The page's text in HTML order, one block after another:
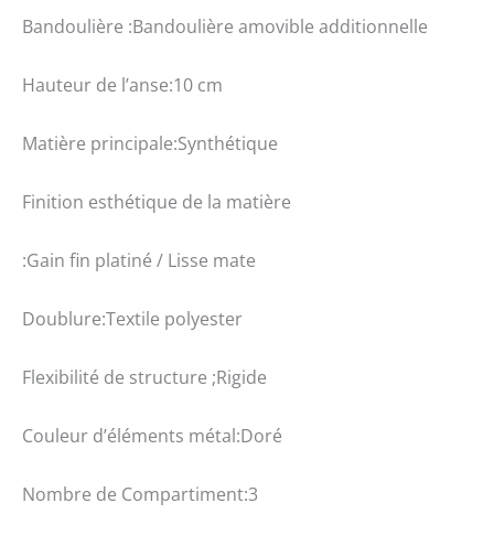
Bandoulière :Bandoulière amovible additionnelle
Hauteur de l’anse:10 cm
Matière principale:Synthétique
Finition esthétique de la matière
:Gain fin platiné / Lisse mate
Doublure:Textile polyester
Flexibilité de structure ;Rigide
Couleur d’éléments métal:Doré
Nombre de Compartiment:3